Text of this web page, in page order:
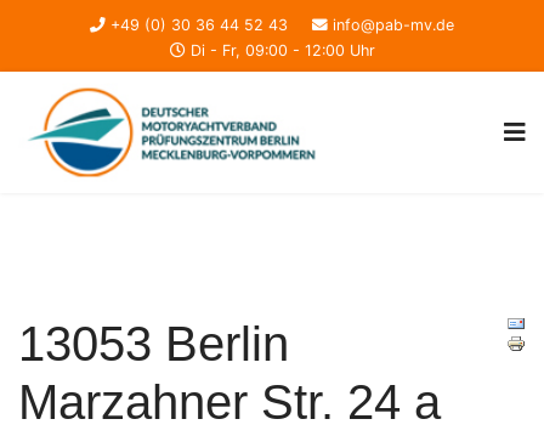
+49 (0) 30 36 44 52 43
info@pab-mv.de
Di - Fr, 09:00 - 12:00 Uhr
13053 Berlin
Marzahner Str. 24 a